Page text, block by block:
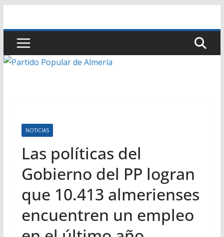
contenido
NOTICIAS
Las políticas del
Gobierno del PP logran
que 10.413 almerienses
encuentren un empleo